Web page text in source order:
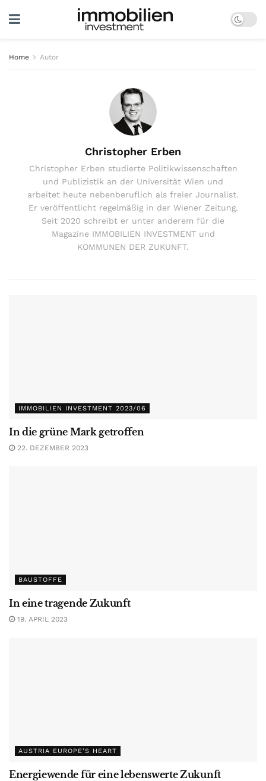
Home Autor
Christopher Erben
Christopher Erben studierte Politikwissenschaften
und Publizistik an der Universität Wien und
arbeitet heute nebenberuflich als freier Journalist.
Er veröffentlicht regelmäßig in der Wiener Zeitung.
Seit 2020 schreibt er unter anderem für die
Magazine IMMOBILIEN INVESTMENT und
KOMMUNEN DER ZUKUNFT.
IMMOBILIEN INVESTMENT 2023/06
In die grüne Mark getroffen
22. DEZEMBER 2023
BAUSTOFFE
In eine tragende Zukunft
19. APRIL 2023
AUSTRIA EUROPE'S HEART
Energiewende für eine lebenswerte Zukunft